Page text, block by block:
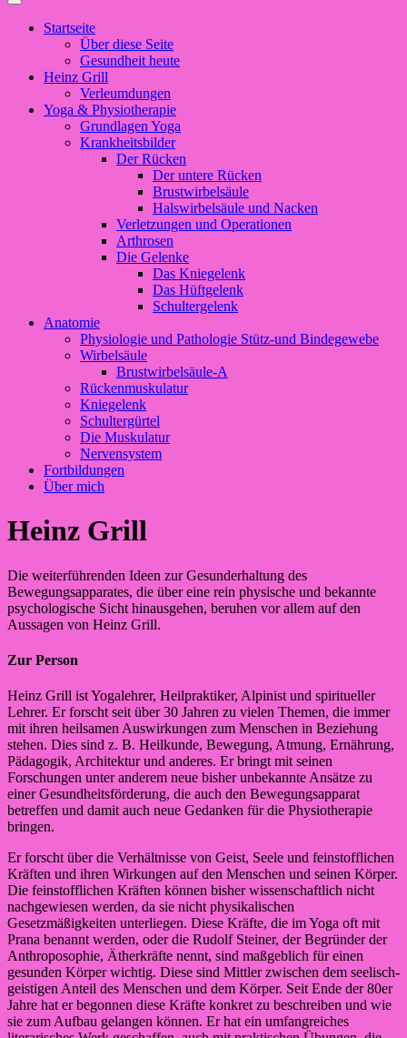
Suchfeld
ein-/ausblenden
Startseite
Über diese Seite
Gesundheit heute
Heinz Grill
Verleumdungen
Yoga & Physiotherapie
Grundlagen Yoga
Krankheitsbilder
Der Rücken
Der untere Rücken
Brustwirbelsäule
Halswirbelsäule und Nacken
Verletzungen und Operationen
Arthrosen
Die Gelenke
Das Kniegelenk
Das Hüftgelenk
Schultergelenk
Anatomie
Physiologie und Pathologie Stütz-und Bindegewebe
Wirbelsäule
Brustwirbelsäule-A
Rückenmuskulatur
Kniegelenk
Schultergürtel
Die Muskulatur
Nervensystem
Fortbildungen
Über mich
Heinz Grill
Die weiterführenden Ideen zur Gesunderhaltung des
Bewegungsapparates, die über eine rein physische und bekannte
psychologische Sicht hinausgehen, beruhen vor allem auf den
Aussagen von Heinz Grill.
Zur Person
Heinz Grill ist Yogalehrer, Heilpraktiker, Alpinist und spiritueller
Lehrer. Er forscht seit über 30 Jahren zu vielen Themen, die immer
mit ihren heilsamen Auswirkungen zum Menschen in Beziehung
stehen. Dies sind z. B. Heilkunde, Bewegung, Atmung, Ernährung,
Pädagogik, Architektur und anderes. Er bringt mit seinen
Forschungen unter anderem neue bisher unbekannte Ansätze zu
einer Gesundheitsförderung, die auch den Bewegungsapparat
betreffen und damit auch neue Gedanken für die Physiotherapie
bringen.
Er forscht über die Verhältnisse von Geist, Seele und feinstofflichen
Kräften und ihren Wirkungen auf den Menschen und seinen Körper.
Die feinstofflichen Kräften können bisher wissenschaftlich nicht
nachgewiesen werden, da sie nicht physikalischen
Gesetzmäßigkeiten unterliegen. Diese Kräfte, die im Yoga oft mit
Prana benannt werden, oder die Rudolf Steiner, der Begründer der
Anthroposophie, Ätherkräfte nennt, sind maßgeblich für einen
gesunden Körper wichtig. Diese sind Mittler zwischen dem seelisch-
geistigen Anteil des Menschen und dem Körper. Seit Ende der 80er
Jahre hat er begonnen diese Kräfte konkret zu beschreiben und wie
sie zum Aufbau gelangen können. Er hat ein umfangreiches